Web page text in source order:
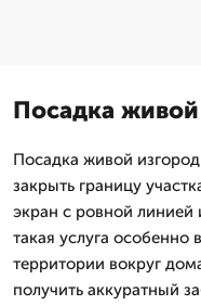
Посадка живой
Посадка живой
закрыть границу
экран с ровной
такая услуга особенно
территории вокруг
получить аккуратный